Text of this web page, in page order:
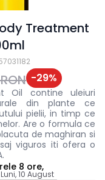
Treatment
-29%
Oil contine uleiuri
din plante ce
pielii, in timp ce
Are o formula ce
de maghiran si
viguros iti ofera o
8 ore,
Luni, 10 August